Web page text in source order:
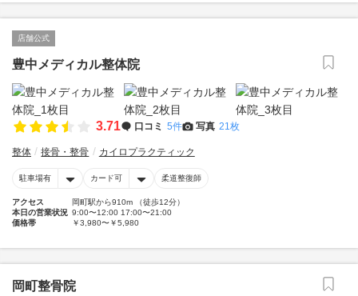
店舗公式
豊中メディカル整体院
3.71 口コミ 5件 写真 21枚
整体 接骨・整骨 カイロプラクティック
駐車場有 カード可 柔道整復師
アクセス
岡町駅から910m （徒歩12分）
本日の営業状況 9:00〜12:00 17:00〜21:00
価格帯
￥3,980〜￥5,980
岡町整骨院